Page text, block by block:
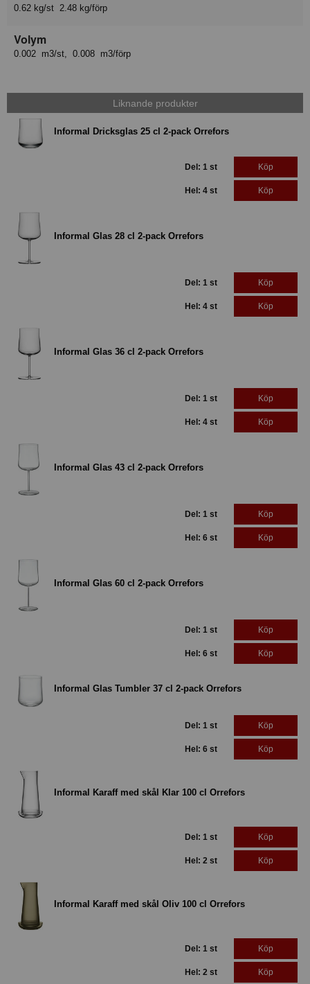
0.62 kg/st 2.48 kg/förp
Volym
0.002 m3/st, 0.008 m3/förp
Liknande produkter
Informal Dricksglas 25 cl 2-pack Orrefors
Del: 1 st Köp
Hel: 4 st Köp
Informal Glas 28 cl 2-pack Orrefors
Del: 1 st Köp
Hel: 4 st Köp
Informal Glas 36 cl 2-pack Orrefors
Del: 1 st Köp
Hel: 4 st Köp
Informal Glas 43 cl 2-pack Orrefors
Del: 1 st Köp
Hel: 6 st Köp
Informal Glas 60 cl 2-pack Orrefors
Del: 1 st Köp
Hel: 6 st Köp
Informal Glas Tumbler 37 cl 2-pack Orrefors
Del: 1 st Köp
Hel: 6 st Köp
Informal Karaff med skål Klar 100 cl Orrefors
Del: 1 st Köp
Hel: 2 st Köp
Informal Karaff med skål Oliv 100 cl Orrefors
Del: 1 st Köp
Hel: 2 st Köp